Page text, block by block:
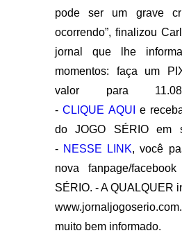
pode ser um grave
ocorrendo”, finalizou
jornal que lhe
momentos: faça um
valor para
-CLIQUE AQUI
e
do JOGO SÉRIO em
- NESSE LINK, você
nova fanpage/
SÉRIO. - A QUALQUER
muito bem informado.